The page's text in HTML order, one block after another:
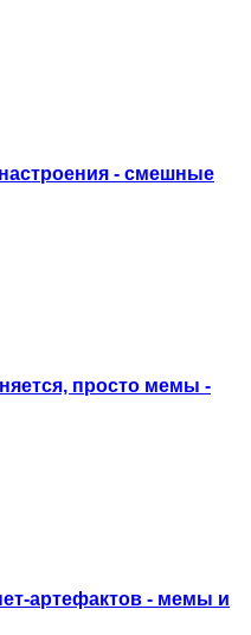
- смешные
просто мемы -
артефактов - мемы и